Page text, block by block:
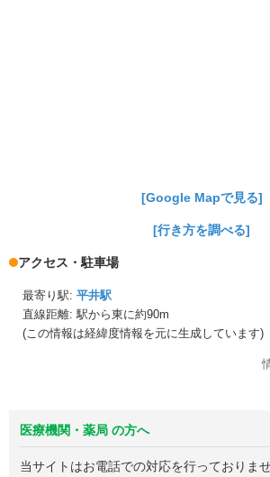
[Google Mapで見る]
[行き方を調べる]
アクセス・駐車場
最寄り駅: 平井駅
直線距離: 駅から東に約90m
(この情報は経緯度情報を元に生成しています)
医療機関・薬局 の方へ
当サイトはお電話での対応を行っておりませ